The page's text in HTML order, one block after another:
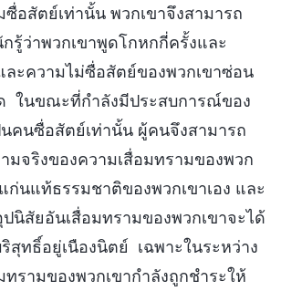
อสัตย์เท่านั้น พวกเขาจึงสามารถ
รู้ว่าพวกเขาพูดโกหกกี่ครั้งและ
ละความไม่ซื่อสัตย์ของพวกเขาซ่อน
ด ในขณะที่กำลังมีประสบการณ์ของ
คนซื่อสัตย์เท่านั้น ผู้คนจึงสามารถ
มจริงของความเสื่อมทรามของพวก
ก่นแท้ธรรมชาติของพวกเขาเอง และ
นิสัยอันเสื่อมทรามของพวกเขาจะได้
สุทธิ์อยู่เนืองนิตย์ เฉพาะในระหว่าง
รามของพวกเขากำลังถูกชำระให้